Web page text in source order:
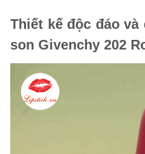
Thiết kế độc đáo và
son Givenchy 202